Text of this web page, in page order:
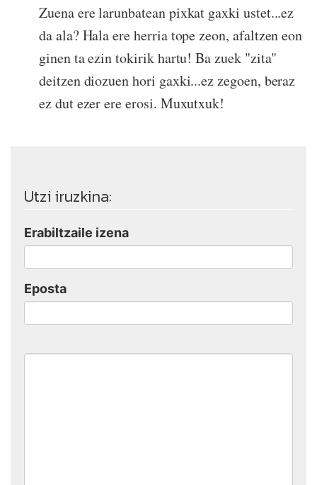
Zuena ere larunbatean pixkat gaxki ustet...ez
da ala? Hala ere herria tope zeon, afaltzen eon
ginen ta ezin tokirik hartu! Ba zuek "zita"
deitzen diozuen hori gaxki...ez zegoen, beraz
ez dut ezer ere erosi. Muxutxuk!
Utzi iruzkina:
Erabiltzaile izena
Eposta